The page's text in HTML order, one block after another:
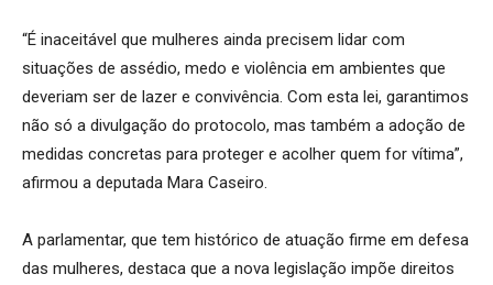
“É inaceitável que mulheres ainda precisem lidar com
situações de assédio, medo e violência em ambientes que
deveriam ser de lazer e convivência. Com esta lei, garantimos
não só a divulgação do protocolo, mas também a adoção de
medidas concretas para proteger e acolher quem for vítima”,
afirmou a deputada Mara Caseiro.
A parlamentar, que tem histórico de atuação firme em defesa
das mulheres, destaca que a nova legislação impõe direitos